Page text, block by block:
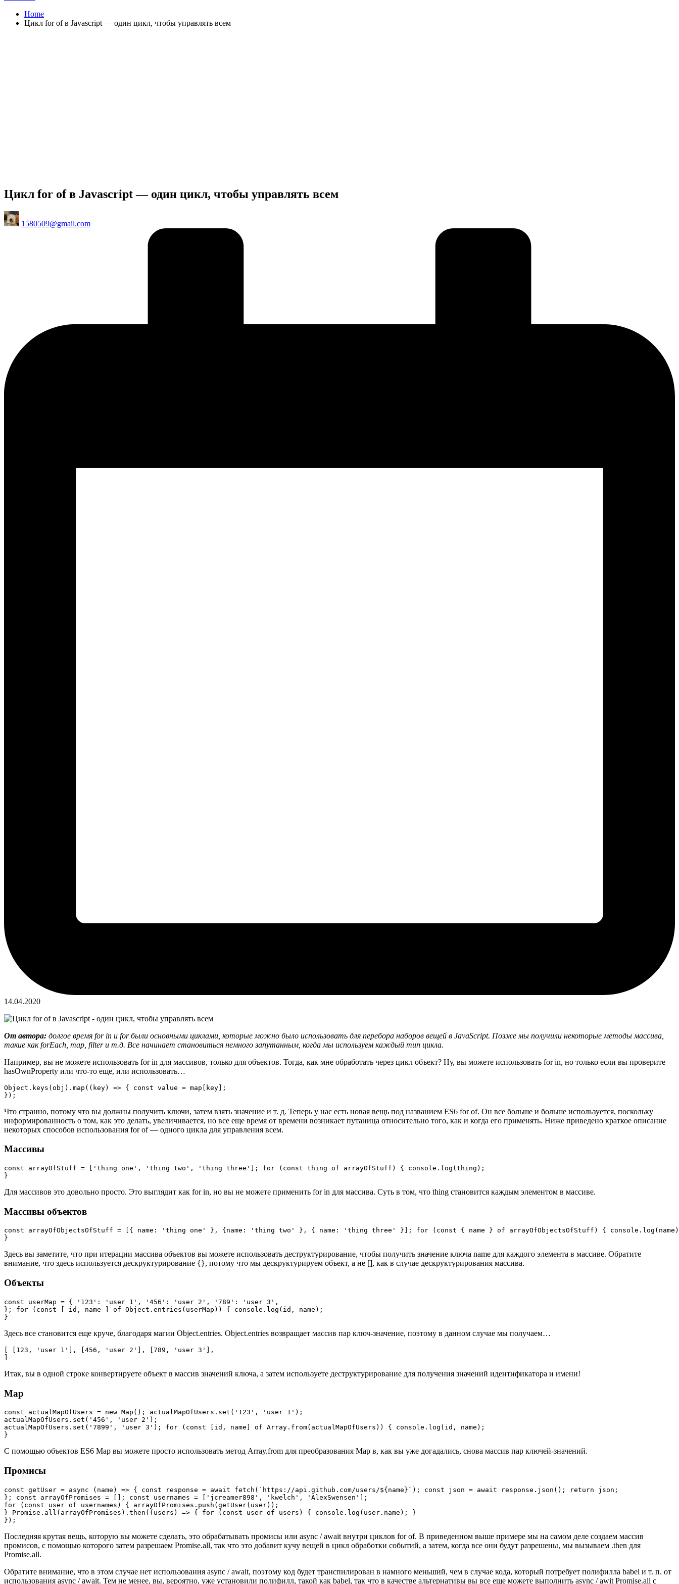
Home
Цикл for of в Javascript — один цикл, чтобы управлять всем
Цикл for of в Javascript — один цикл, чтобы управлять всем
Posted
by
1580509@gmail.com
14.04.2020
От автора: долгое время for in и for были основными циклами, которые можно было использовать для перебора наборов вещей в JavaScript. Позже мы получили некоторые методы массива,
такие как forEach, map, filter и т.д. Все начинает становиться немного запутанным, когда мы используем каждый тип цикла.
Например, вы не можете использовать for in для массивов, только для объектов. Тогда, как мне обработать через цикл объект? Ну, вы можете использовать for in, но только если вы проверите
hasOwnProperty или что-то еще, или использовать…
Object.keys(obj).map((key) => { const value = map[key];
});
Что странно, потому что вы должны получить ключи, затем взять значение и т. д. Теперь у нас есть новая вещь под названием ES6 for of. Он все больше и больше используется, поскольку
информированность о том, как это делать, увеличивается, но все еще время от времени возникает путаница относительно того, как и когда его применять. Ниже приведено краткое описание
некоторых способов использования for of — одного цикла для управления всем.
Массивы
const arrayOfStuff = ['thing one', 'thing two', 'thing three']; for (const thing of arrayOfStuff) { console.log(thing);
}
Для массивов это довольно просто. Это выглядит как for in, но вы не можете применить for in для массива. Суть в том, что thing становится каждым элементом в массиве.
Массивы объектов
const arrayOfObjectsOfStuff = [{ name: 'thing one' }, {name: 'thing two' }, { name: 'thing three' }]; for (const { name } of arrayOfObjectsOfStuff) {
}
Здесь вы заметите, что при итерации массива объектов вы можете использовать деструктурирование, чтобы получить значение ключа name для каждого элемента в массиве. Обратите
внимание, что здесь используется дескруктурирование {}, потому что мы дескруктурируем объект, а не [], как в случае дескруктурирования массива.
Объекты
const userMap = { '123': 'user 1', '456': 'user 2', '789': 'user 3',
}; for (const [ id, name ] of Object.entries(userMap)) { console.log(id, name);
}
Здесь все становится еще круче, благодаря магии Object.entries. Object.entries возвращает массив пар ключ-значение, поэтому в данном случае мы получаем…
[ [123, 'user 1'], [456, 'user 2'], [789, 'user 3'],
Итак, вы в одной строке конвертируете объект в массив значений ключа, а затем используете деструктурирование для получения значений идентификатора и имени!
Map
const actualMapOfUsers = new Map(); actualMapOfUsers.set('123', 'user 1');
actualMapOfUsers.set('456', 'user 2');
actualMapOfUsers.set('7899', 'user 3'); for (const [id, name] of Array.from(actualMapOfUsers)) { console.log(id, name);
}
С помощью объектов ES6 Map вы можете просто использовать метод Array.from для преобразования Map в, как вы уже догадались, снова массив пар ключей-значений.
Промисы
const getUser = async (name) => { const response = await fetch(`https://api.github.com/users/${name}`); const json = await response.json(); return json;
}; const arrayOfPromises = []; const usernames = ['jcreamer898', 'kwelch', 'AlexSwensen'];
for (const user of usernames) { arrayOfPromises.push(getUser(user));
} Promise.all(arrayOfPromises).then((users) => { for (const user of users) { console.log(user.name); }
});
Последняя крутая вещь, которую вы можете сделать, это обрабатывать промисы или async / await внутри циклов for of. В приведенном выше примере мы на самом деле создаем массив
промисов, с помощью которого затем разрешаем Promise.all, так что это добавит кучу вещей в цикл обработки событий, а затем, когда все они будут разрешены, мы вызываем .then для
Promise.all.
Обратите внимание, что в этом случае нет использования async / await, поэтому код будет транспилирован в намного меньший, чем в случае кода, который потребует полифилла babel и т. п. от
использования async / await. Тем не менее, вы, вероятно, уже установили полифилл, такой как babel, так что в качестве альтернативы вы все еще можете выполнить async / awit Promise.all с